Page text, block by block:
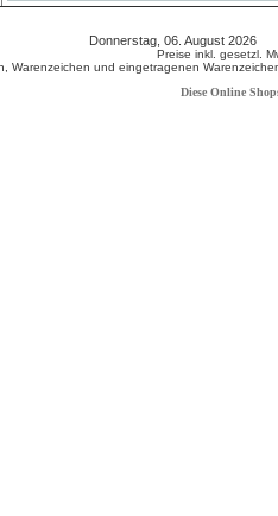
Donnerstag, 06. August
Preise inkl. gesetzl.
Warenzeichen und eingetragenen
Diese Online